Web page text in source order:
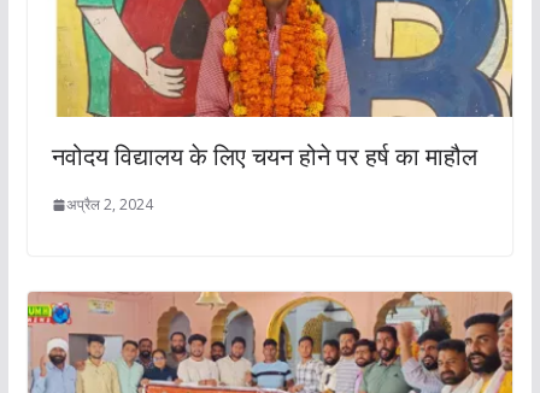
नवोदय विद्यालय के लिए चयन होने पर हर्ष का माहौल
अप्रैल 2, 2024